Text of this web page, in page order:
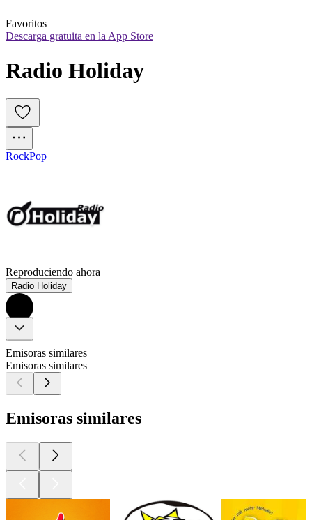
Favoritos
Descarga gratuita en la App Store
Radio Holiday
RockPop
Reproduciendo ahora
Radio Holiday
Emisoras similares
Emisoras similares
Emisoras similares